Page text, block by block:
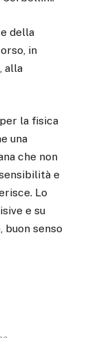
della
in
alla
la fisica
una
che non
e
Lo
e su
buon senso